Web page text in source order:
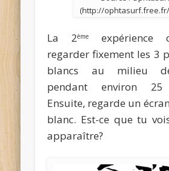
(http://ophtasurf.free.fr/
La 2ème
expérience
regarder fixement les 3
blancs au milieu
pendant environ 25
Ensuite, regarde un
blanc. Est-ce que tu
apparaître?